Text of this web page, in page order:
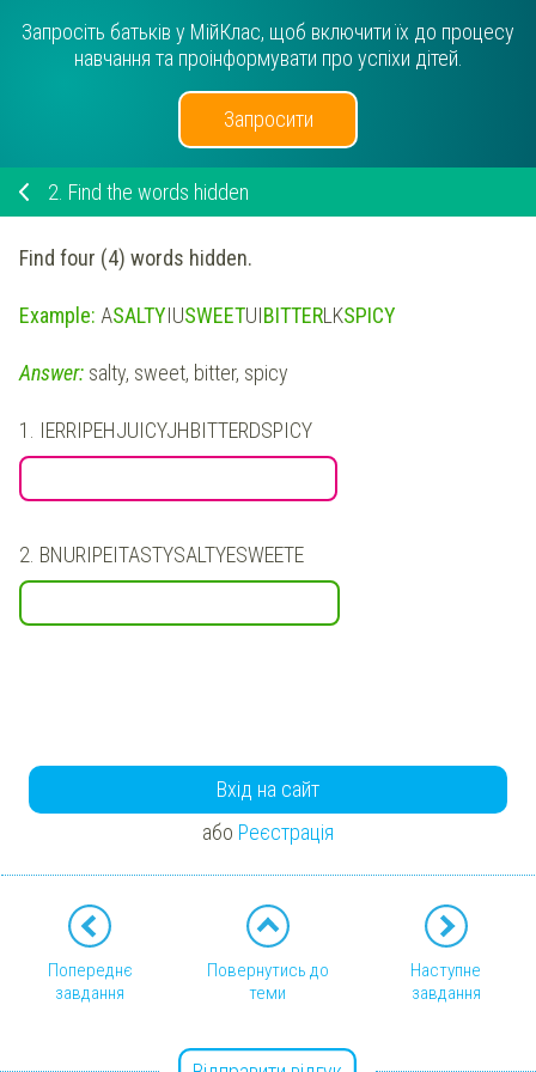
Запросіть батьків у МійКлас, щоб включити їх до процесу
навчання та проінформувати про успіхи дітей.
Запросити
2. Find the words hidden
Find four (4) words hidden.
Example: ASALTYIUSWEETUIBITTERLKSPICY
Answer: salty, sweet, bitter, spicy
1. IERRIPEHJUICYJHBITTERDSPICY
2. BNURIPEITASTYSALTYESWEETE
Вхід на сайт
або Реєстрація
Попереднє
завдання
Повернутись до
теми
Наступне
завдання